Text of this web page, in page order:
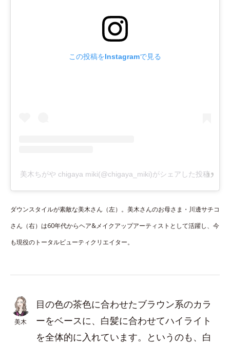
この投稿をInstagramで見る
美木ちがや chigaya miki(@chigaya_miki)がシェアした投稿
ダウンスタイルが素敵な美木さん（左）。美木さんのお母さま・川邊サチコ
さん（右）は60年代からヘア&メイクアップアーティストとして活躍し、今
も現役のトータルビューティクリエイター。
美木
目の色の茶色に合わせたブラウン系のカラ
ーをベースに、白髪に合わせてハイライト
を全体的に入れています。というのも、白